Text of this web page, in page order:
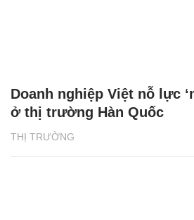
THỊ TRƯỜNG
Doanh nghiệp Việt nỗ lực
ở thị trường Hàn Quốc